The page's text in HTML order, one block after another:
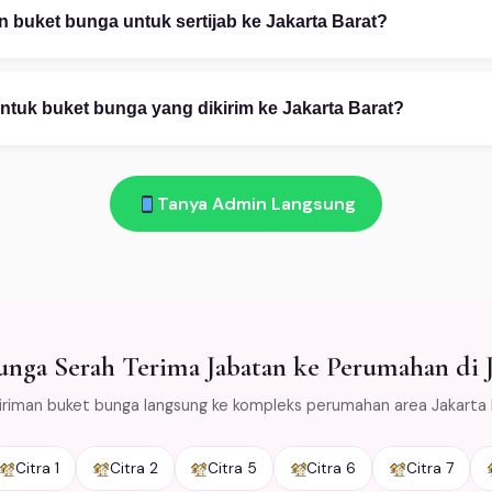
gratis via WhatsApp 08111919922. Foto referensi sangat
buket bunga untuk sertijab ke Jakarta Barat?
Pilih desain dari katalog atau custom. (3) Konfirmasi
buket bunga yang dikirim ke Jakarta Barat?
bunga dengan cold packaging khusus agar tetap segar selama
Jabodetabek.
Tanya Admin Langsung
Serah Terima Jabatan ke Perumahan di
buket bunga langsung ke kompleks perumahan area Jakarta
Citra 1 Citra 2 Citra 5 Citra 6 Citra 7